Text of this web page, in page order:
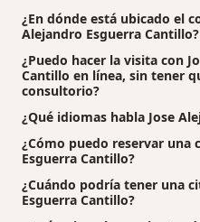
¿En dónde está ubicado el
Alejandro Esguerra Cantillo?
¿Puedo hacer la visita con
Cantillo en línea, sin tener
consultorio?
¿Qué idiomas habla Jose
¿Cómo puedo reservar una
Esguerra Cantillo?
¿Cuándo podría tener una
Esguerra Cantillo?